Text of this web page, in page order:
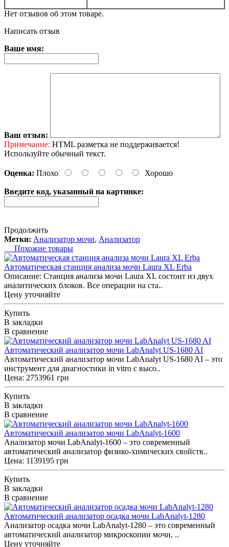
Нет отзывов об этом товаре.
Написать отзыв
Ваше имя:
Ваш отзыв:
Примечание: HTML разметка не поддерживается!
Используйте обычный текст.
Оценка: Плохо Хорошо
Введите код, указанный на картинке:
Продолжить
Метки: Анализатор мочи, Анализатор
Похожие товары
Автоматическая станция анализа мочи Laura XL Erba
Описание: Станция анализа мочи Laura XL состоит из двух
аналитических блоков. Все операции на ста..
Цену уточняйте
Купить
В закладки
В сравнение
Автоматический анализатор мочи LabAnalyt US-1680 AI
Автоматический анализатор мочи LabAnalyt US-1680 AI – это
инструмент для диагностики in vitro с высо..
Цена: 2753961 грн
Купить
В закладки
В сравнение
Автоматический анализатор мочи LabAnalyt-1600
Анализатор мочи LabAnalyt-1600 – это современный
автоматический анализатор физико-химических свойств..
Цена: 1139195 грн
Купить
В закладки
В сравнение
Автоматический анализатор осадка мочи LabAnalyt-1280
Анализатор осадка мочи LabAnalyt-1280 – это современный
автоматический анализатор микроскопии мочи, ..
Цену уточняйте